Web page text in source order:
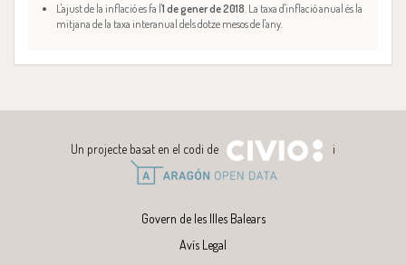
L'ajust de la inflació es fa l'1 de gener de 2018. La taxa d'inflació anual és la
mitjana de la taxa interanual dels dotze mesos de l'any.
Un projecte basat en el codi de i
Govern de les Illes Balears
Avís Legal